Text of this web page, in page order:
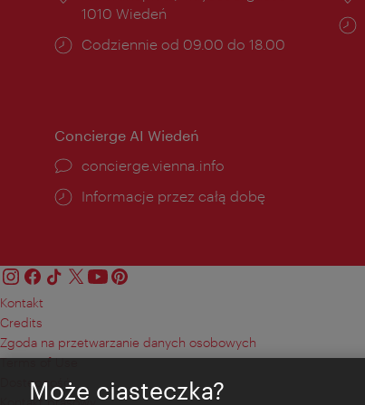
1010 Wiedeń
Godziny
Codziennie od 09.00 do 18.00
Concierge AI Wiedeń
concierge.vienna.info
Informacje przez całą dobę
Kontakt
Credits
Zgoda na przetwarzanie danych osobowych
Terms of Use
Dostępność
Kontakt prasowy
Może ciasteczka?